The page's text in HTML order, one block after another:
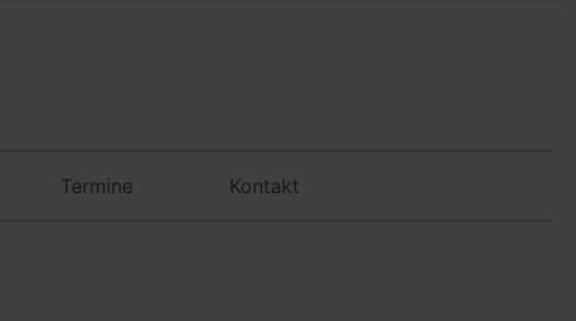
Termine Kontakt